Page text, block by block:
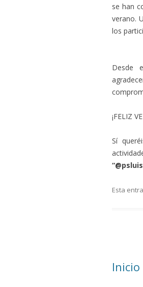
se han
verano.
los
Desde
¡FELIZ
Sí
Esta
Inicio